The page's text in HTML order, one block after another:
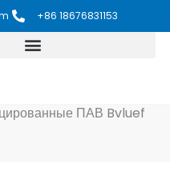
+86 18676831153
ПАВ Bvluef